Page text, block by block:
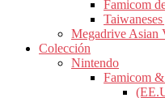
Famicom
Megadrive Asian
Colección
Nintendo
Famicom